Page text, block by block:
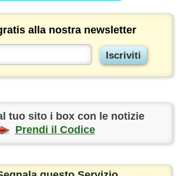
alla nostra newsletter
tuo sito i box con le notizie
Prendi il Codice